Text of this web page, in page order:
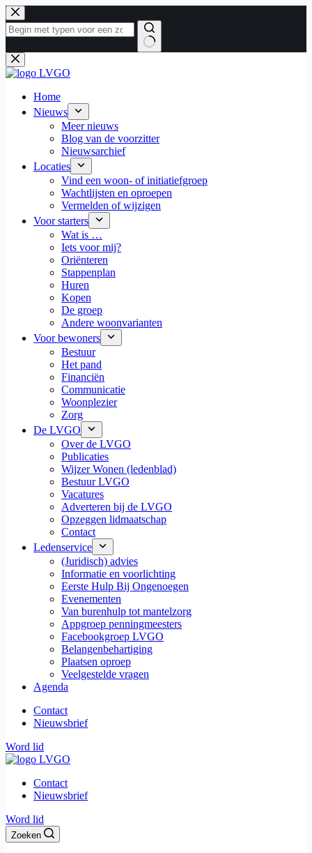
Ga
naar
de
Geen
resultaten
Home
Nieuws
Meer nieuws
Blog van de voorzitter
Nieuwsarchief
Locaties
Vind een woon- of initiatiefgroep
Wachtlijsten en oproepen
Vermelden of wijzigen
Voor starters
Wat is …
Iets voor mij?
Oriënteren
Stappenplan
Huren
Kopen
De groep
Andere woonvarianten
Voor bewoners
Bestuur
Het pand
Financiën
Communicatie
Woonplezier
Zorg
De LVGO
Over de LVGO
Publicaties
Wijzer Wonen (ledenblad)
Bestuur LVGO
Vacatures
Adverteren bij de LVGO
Opzeggen lidmaatschap
Contact
Ledenservice
(Juridisch) advies
Informatie en voorlichting
Eerste Hulp Bij Ongenoegen
Evenementen
Van burenhulp tot mantelzorg
Appgroep penningmeesters
Facebookgroep LVGO
Belangenbehartiging
Plaatsen oproep
Veelgestelde vragen
Agenda
Contact
Nieuwsbrief
Word lid
Contact
Nieuwsbrief
Word lid
Zoeken